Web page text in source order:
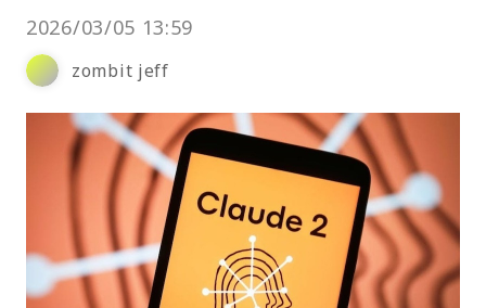
2026/03/05 13:59
zombit jeff